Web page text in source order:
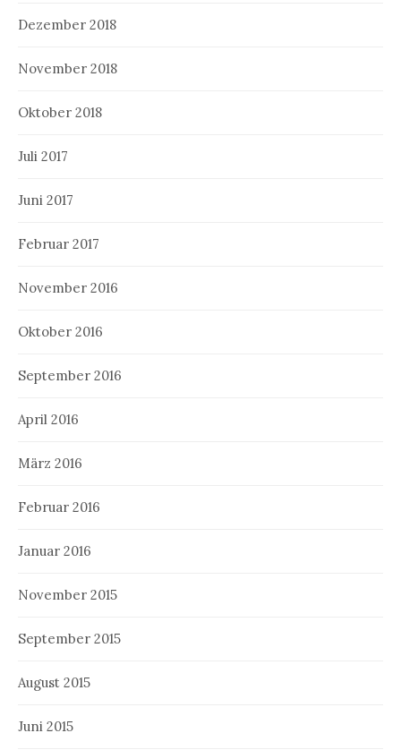
Dezember 2018
November 2018
Oktober 2018
Juli 2017
Juni 2017
Februar 2017
November 2016
Oktober 2016
September 2016
April 2016
März 2016
Februar 2016
Januar 2016
November 2015
September 2015
August 2015
Juni 2015